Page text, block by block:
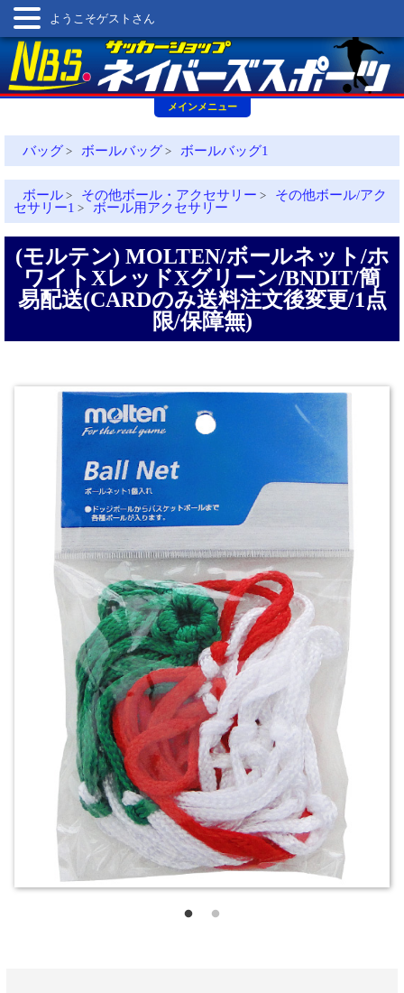
メインメニュー
ようこそゲストさん
バッグ > ボールバッグ > ボールバッグ1
ボール > その他ボール・アクセサリー >
その他ボール/アク
セサリー1 > ボール用アクセサリー
(モルテン) MOLTEN/ボールネット/ホ
ワイトXレッドXグリーン/BNDIT/簡
易配送(CARDのみ送料注文後変更/1点
限/保障無)